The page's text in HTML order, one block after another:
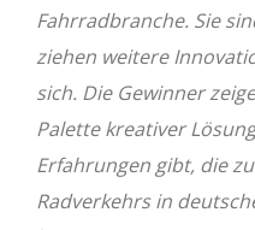
Fahrradbranche. Sie
ziehen weitere
sich. Die Gewinner
Palette kreativer
Erfahrungen gibt, die
Radverkehrs in